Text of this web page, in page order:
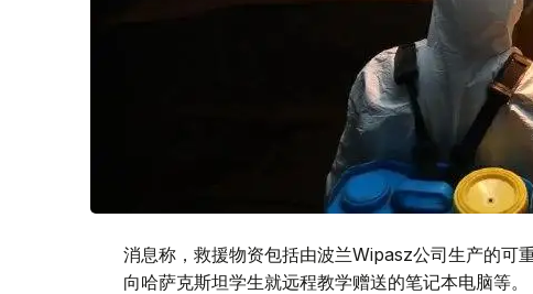
消息称，救援物资包括由波兰Wipasz公司生产的可
向哈萨克斯坦学生就远程教学赠送的笔记本电脑等。